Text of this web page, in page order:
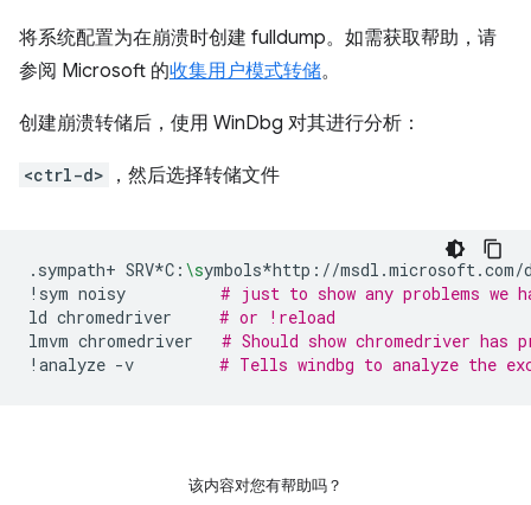
将系统配置为在崩溃时创建 fulldump。如需获取帮助，请
参阅 Microsoft 的收集用户模式转储。
创建崩溃转储后，使用 WinDbg 对其进行分析：
<ctrl-d> ，然后选择转储文件
.sympath+ SRV*C: \symbols*http://msdl.microsoft.com/
!sym noisy
# just to show any problems we
ld chromedriver
# or !reload
lmvm chromedriver
# Should show chromedriver has
!analyze -v # Tells windbg to analyze the
该内容对您有帮助吗？